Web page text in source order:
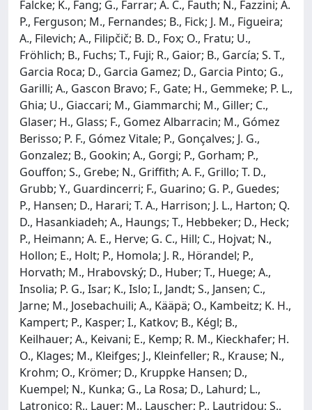
Falcke; K., Fang; G., Farrar; A. C., Fauth; N., Fazzini; A.
P., Ferguson; M., Fernandes; B., Fick; J. M., Figueira;
A., Filevich; A., Filipčič; B. D., Fox; O., Fratu; U.,
Fröhlich; B., Fuchs; T., Fuji; R., Gaior; B., García; S. T.,
Garcia Roca; D., Garcia Gamez; D., Garcia Pinto; G.,
Garilli; A., Gascon Bravo; F., Gate; H., Gemmeke; P. L.,
Ghia; U., Giaccari; M., Giammarchi; M., Giller; C.,
Glaser; H., Glass; F., Gomez Albarracin; M., Gómez
Berisso; P. F., Gómez Vitale; P., Gonçalves; J. G.,
Gonzalez; B., Gookin; A., Gorgi; P., Gorham; P.,
Gouffon; S., Grebe; N., Griffith; A. F., Grillo; T. D.,
Grubb; Y., Guardincerri; F., Guarino; G. P., Guedes;
P., Hansen; D., Harari; T. A., Harrison; J. L., Harton; Q.
D., Hasankiadeh; A., Haungs; T., Hebbeker; D., Heck;
P., Heimann; A. E., Herve; G. C., Hill; C., Hojvat; N.,
Hollon; E., Holt; P., Homola; J. R., Hörandel; P.,
Horvath; M., Hrabovský; D., Huber; T., Huege; A.,
Insolia; P. G., Isar; K., Islo; I., Jandt; S., Jansen; C.,
Jarne; M., Josebachuili; A., Kääpä; O., Kambeitz; K. H.,
Kampert; P., Kasper; I., Katkov; B., Kégl; B.,
Keilhauer; A., Keivani; E., Kemp; R. M., Kieckhafer; H.
O., Klages; M., Kleifges; J., Kleinfeller; R., Krause; N.,
Krohm; O., Krömer; D., Kruppke Hansen; D.,
Kuempel; N., Kunka; G., La Rosa; D., Lahurd; L.,
Latronico; R., Lauer; M., Lauscher; P., Lautridou; S.,